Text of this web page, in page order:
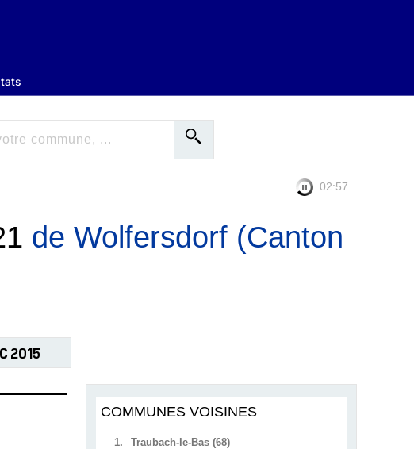
02:56
de Wolfersdorf (Canton
2015
COMMUNES VOISINES
1.
Traubach-le-Bas (68)